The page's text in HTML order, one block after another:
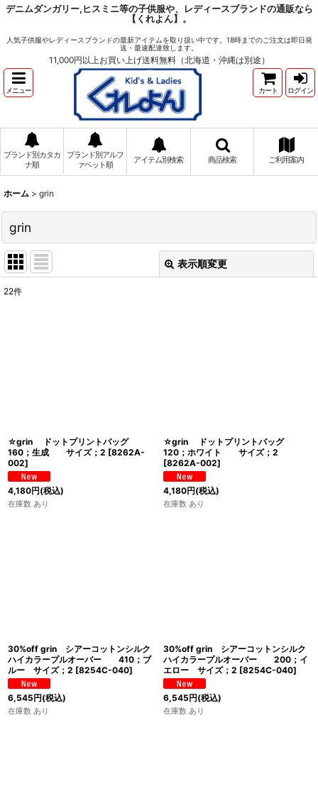
デニムダンガリー,ヒスミニ等の子供服や、レディースブランドの通販なら
【くれよん】。
人気子供服やレディースブランドの最新アイテムを取り扱い中です。18時までのご注文は即日発
送・最速配達致します。
11,000円以上お買い上げ送料無料（北海道・沖縄は別途）
メニュー カート ログイン
ブランド別カタカ
ナ順
ブランド別アルフ
ァベット順
アイテム別検索 商品検索 ご利用案内
ホーム > grin
grin
表示順変更
22件
☆grin ドットプリントバッグ
160；生成 サイズ；2 [8262A-
002]
4,180円(税込)
在庫数 あり
☆grin ドットプリントバッグ
120；ホワイト サイズ；2
[8262A-002]
4,180円(税込)
在庫数 あり
30%off grin シアーコットンシルク
ハイカラープルオーバー 410；ブ
ルー サイズ；2 [8254C-040]
6,545円(税込)
在庫数 あり
30%off grin シアーコットンシルク
ハイカラープルオーバー 200；イ
エロー サイズ；2 [8254C-040]
6,545円(税込)
在庫数 あり